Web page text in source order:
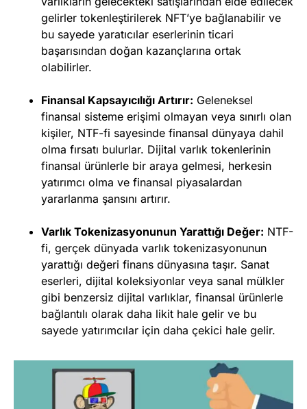
gelirler tokenleştirilerek NFT’ye bağlanabilir ve
bu sayede yaratıcılar eserlerinin ticari
başarısından doğan kazançlarına ortak
olabilirler.
Finansal Kapsayıcılığı Artırır: Geleneksel
finansal sisteme erişimi olmayan veya sınırlı olan
kişiler, NTF-fi sayesinde finansal dünyaya dahil
olma fırsatı bulurlar. Dijital varlık tokenlerinin
finansal ürünlerle bir araya gelmesi, herkesin
yatırımcı olma ve finansal piyasalardan
yararlanma şansını artırır.
Varlık Tokenizasyonunun Yarattığı Değer: NTF-
fi, gerçek dünyada varlık tokenizasyonunun
yarattığı değeri finans dünyasına taşır. Sanat
eserleri, dijital koleksiyonlar veya sanal mülkler
gibi benzersiz dijital varlıklar, finansal ürünlerle
bağlantılı olarak daha likit hale gelir ve bu
sayede yatırımcılar için daha çekici hale gelir.